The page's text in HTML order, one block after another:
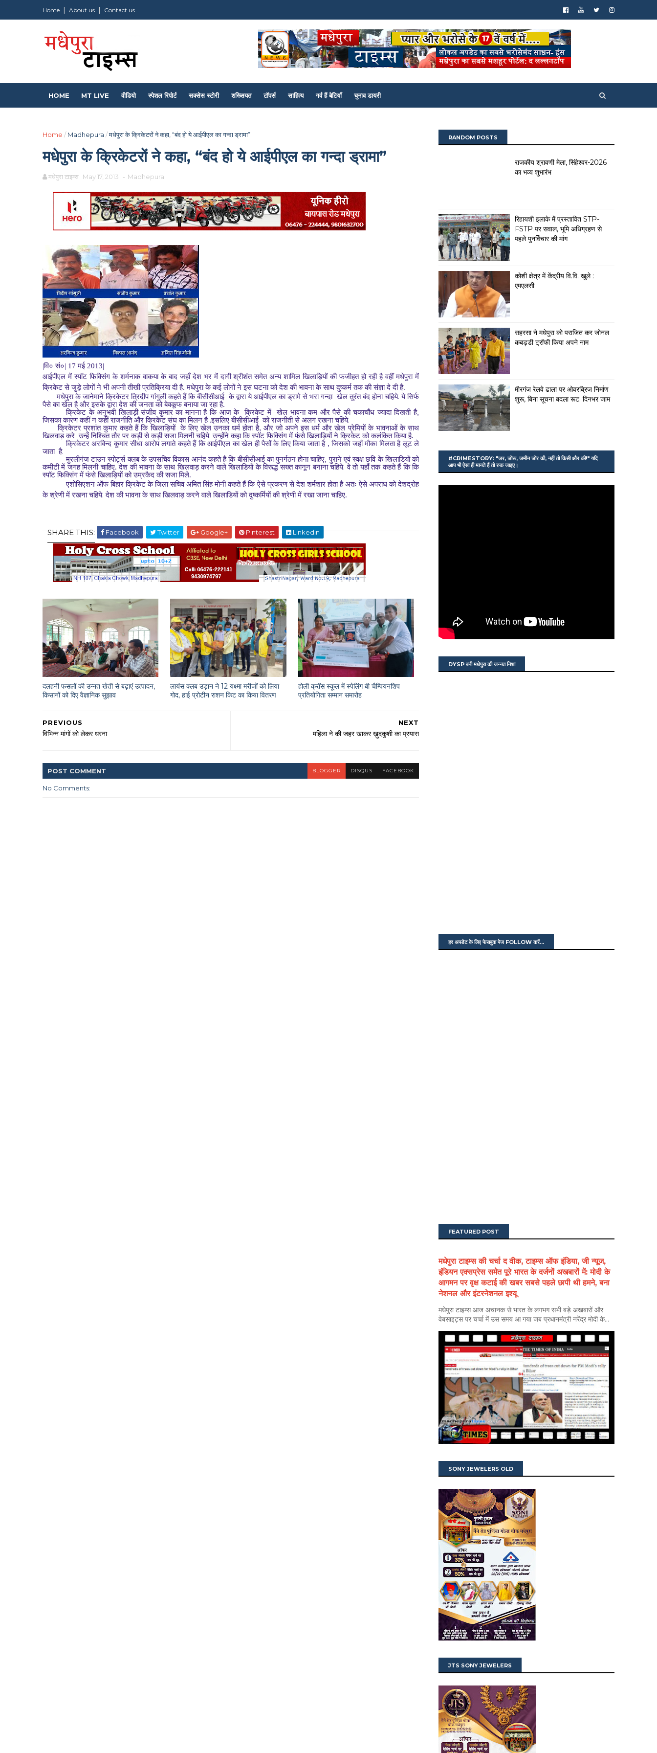
Home About us Contact us
HOME MT LIVE वीडियो स्पेशल रिपोर्ट सक्सेस स्टोरी शख्सियत टॉपर्स साहित्य गर्व हैं बेटियाँ चुनाव डायरी
Home / Madhepura /मधेपुरा के क्रिकेटरों ने कहा, “बंद हो ये आईपीएल का गन्दा ड्रामा”
मधेपुरा के क्रिकेटरों ने कहा, “बंद हो ये आईपीएल का गन्दा ड्रामा”
मधेपुरा टाइम्स May 17, 2013 - Madhepura
|वि० सं०| 17 मई 2013|
आईपीएल में स्पॉट फिक्सिंग के शर्मनाक वाकया के बाद जहाँ देश भर में दागी श्रीशंत समेत अन्य शामिल खिलाड़ियों की फजीहत हो रही है वहीं मधेपुरा में
क्रिकेट से जुड़े लोगों ने भी अपनी तीखी प्रतिक्रिया दी है. मधेपुरा के कई लोगों ने इस घटना को देश की भावना के साथ दुष्कर्म तक की संज्ञा दे दी है.
मधेपुरा के जानेमाने क्रिकेटर त्रिदीप गांगुली कहते हैं कि बीसीसीआई के द्वारा ये आईपीएल का ड्रामे से भरा गन्दा खेल तुरंत बंद होना चहिये. ये सिर्फ
पैसे का खेल है और इसके द्वारा देश की जनता को बेवकूफ बनाया जा रहा है.
क्रिकेट के अनुभवी खिलाड़ी संजीव कुमार का मानना है कि आज के
क्रिकेट में खेल भावना कम और पैसे की चकाचौंध ज्यादा दिखती है,
जिसका कारण कहीं न कहीं राजनीति और क्रिकेट संघ का मिलन है.इसलिए बीसीसीआई को राजनीती से अलग रखना चहिये.
क्रिकेटर प्रशांत कुमार कहते हैं कि खिलाड़ियों के लिए खेल उनका धर्म होता है, और जो अपने इस धर्म और खेल प्रेमियों के भावनाओं के साथ
खिलवाड़ करे उन्हें निश्चित तौर पर कड़ी से कड़ी सजा मिलनी चहिये. उन्होंने कहा कि स्पॉट फिक्सिंग में फंसे खिलाड़ियों ने क्रिकेट को कलंकित किया है.
क्रिकेटर अरविन्द कुमार सीधा आरोप लगाते कहते हैं कि आईपीएल का खेल ही पैसों के लिए किया जाता है ,जिसको जहाँ मौका मिलता है लूट ले
जाता है.
मुरलीगंज टाउन स्पोर्ट्स क्लब के उपसचिव विकास आनंद कहते है कि बीसीसीआई का पुनर्गठन होना चाहिए,पुराने एवं स्वक्ष छवि के खिलाडियों को
कमीटी में जगह मिलनी चाहिए. देश की भावना के साथ खिलवाड़ करने वाले खिलाडियों के विरूद्ध सख्त कानून बनाना चहिये. वे तो यहाँ तक कहते हैं कि कि
स्पॉट फिक्सिंग में फंसे खिलाड़ियों को उम्रकैद की सजा मिले.
एशोसिएशन ऑफ बिहार क्रिकेट के जिला सचिव अमित सिंह मोनी कहते हैं कि ऐसे प्रकरण से देश शर्मशार होता है अतः ऐसे अपराध को देशद्रोह
के श्रेणी में रखना चहिये. देश की भावना के साथ खिलवाड़ करने वाले खिलाडियों को दुष्कर्मियों की श्रेणी में रखा जाना चाहिए.
SHARE THIS: Facebook Twitter Google+ Pinterest Linkedin
दलहनी फसलों की उन्नत खेती से बढ़ाएं उत्पादन,
किसानों को दिए वैज्ञानिक सुझाव
लायंस क्लब उड़ान ने 12 यक्ष्मा मरीजों को लिया
गोद, हाई प्रोटीन राशन किट का किया वितरण
होली क्रॉस स्कूल में स्पेलिंग बी चैम्पियनशिप
प्रतियोगिता सम्मान समारोह
NEXT
महिला ने की जहर खाकर ख़ुदकुशी का प्रयास
PREVIOUS
विभिन्न मांगों को लेकर धरना
POST COMMENT BLOGGER DISQUS FACEBOOK
No Comments:
RANDOM POSTS
राजकीय श्रावणी मेला, सिंहेश्वर-2026
का भव्य शुभारंभ
रिहायशी इलाके में प्रस्तावित STP-
FSTP पर सवाल, भूमि अधिग्रहण से
पहले पुनर्विचार की मांग
कोशी क्षेत्र में केंद्रीय वि.वि. खुले :
एमएलसी
सहरसा ने मधेपुरा को पराजित कर जोनल
कबड्डी ट्रॉफी किया अपने नाम
मीरगंज रेलवे ढाला पर ओवरब्रिज निर्माण
शुरू, बिना सूचना बदला रूट; दिनभर जाम
#CRIMESTORY: "जर, जोरू, जमीन जोर की, नहीं तो किसी और की!" यदि
आप भी ऐसा ही मानते हैं तो रुक जाइए।
DYSP बनी मधेपुरा की जन्नत निशा
हर अपडेट के लिए फेसबुक पेज FOLLOW करें...
FEATURED POST
मधेपुरा टाइम्स की चर्चा द वीक, टाइम्स ऑफ इंडिया, जी न्यूज,
इंडियन एक्सप्रेस समेत पूरे भारत के दर्जनों अखबारों में: मोदी के
आगमन पर वृक्ष कटाई की खबर सबसे पहले छापी थी हमने, बना
नेशनल और इंटरनेशनल इश्यू
मधेपुरा टाइम्स आज अचानक से भारत के लगभग सभी बड़े अखबारों और
वेबसाइट्स पर चर्चा में उस समय आ गया जब प्रधानमंत्री नरेंद्र मोदी के...
SONY JEWELERS OLD
JTS SONY JEWELERS